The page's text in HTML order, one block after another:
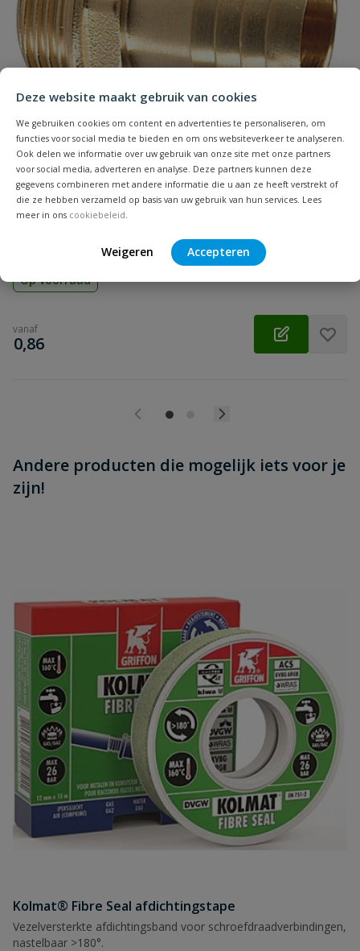
Deze website maakt gebruik van cookies
We gebruiken cookies om content en advertenties te personaliseren, om
functies voor social media te bieden en om ons websiteverkeer te analyseren.
Ook delen we informatie over uw gebruik van onze site met onze partners
voor social media, adverteren en analyse. Deze partners kunnen deze
gegevens combineren met andere informatie die u aan ze heeft verstrekt of
die ze hebben verzameld op basis van uw gebruik van hun services. Lees
meer in ons cookiebeleid
Weigeren Accepteren
Samenvatting
Beoordeling versturen
Slangtule 6-kant buitendraad
Messing slangtule 6-kant met buitendraad om kunststof slang
Op voorraad
vanaf
€
0,86
Andere producten die mogelijk iets voor je
zijn!
Kolmat® Fibre Seal afdichtingstape
Vezelversterkte afdichtingsband voor schroefdraadverbindingen,
nastelbaar >180°.